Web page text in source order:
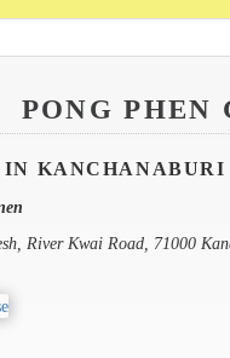
PONG PHEN
IN KANCHANABURI
River Kwai Road, 71000